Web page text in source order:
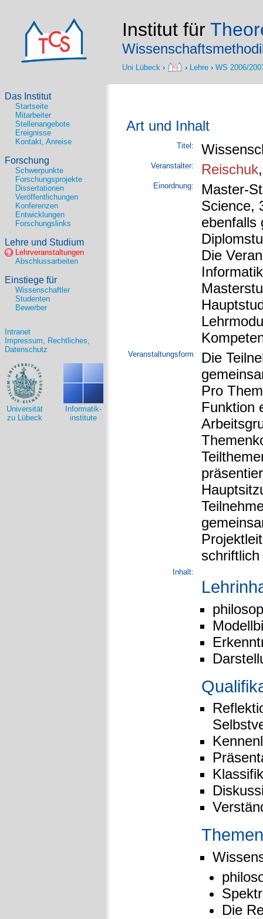
Institut für
Uni Lübeck › › Lehre › WS 2006/
Das Institut
Startseite
Mitarbeiter
Stellenangebote
Ereignisse
Kontakt, Anreise
Forschung
Schwerpunkte
Forschungsprojekte
Dissertationen
Veröffentlichungen
Konferenzen
Entwicklungen
Forschungslinks
Lehre und Studium
Lehrveranstaltungen
Abschlussarbeiten
Einstiege für
Wissenschaftler
Studenten
Bewerber
Intranet
Impressum, Rechtliches,
Datenschutz
Universität
zu Lübeck
Informatik-
institute
Art und Inhalt
Titel:
Veranstalter: Reischuk
Einordnung:
Master-
Science,
ebenfalls
Die
Veranstaltungsform
Die
Pro
Funktion
Inhalt:
Die